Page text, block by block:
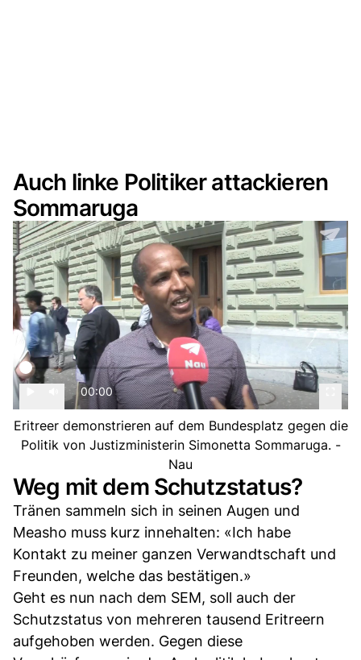
Auch linke Politiker attackieren
Sommaruga
00:00
Eritreer demonstrieren auf dem Bundesplatz gegen die
Politik von Justizministerin Simonetta Sommaruga. -
Nau
Weg mit dem Schutzstatus?
Tränen sammeln sich in seinen Augen und
Measho muss kurz innehalten: «Ich habe
Kontakt zu meiner ganzen Verwandtschaft und
Freunden, welche das bestätigen.»
Geht es nun nach dem SEM, soll auch der
Schutzstatus von mehreren tausend Eritreern
aufgehoben werden. Gegen diese